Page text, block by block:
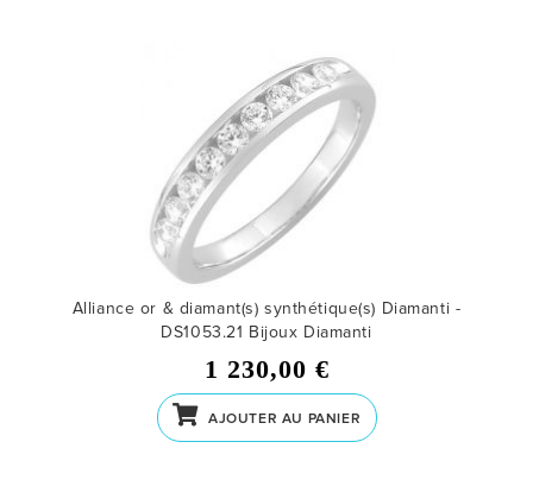
Alliance or & diamant(s) synthétique(s) Diamanti -
DS1053.21 Bijoux Diamanti
1 230,00 €
AJOUTER AU PANIER